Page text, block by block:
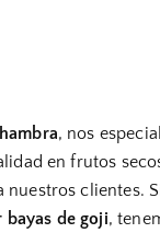
, nos
en frutos
nuestros clientes.
bayas de goji,